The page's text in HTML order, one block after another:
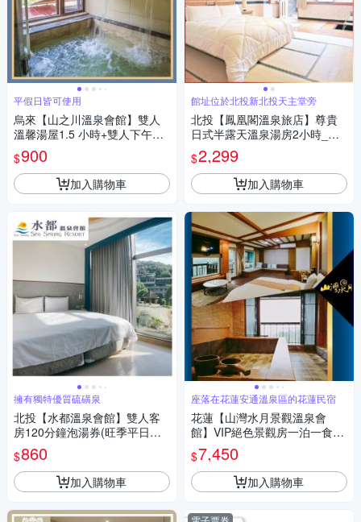
平假日皆可使用
烏來【山之川溫泉會館】雙人
溫馨湯屋1.5 小時+雙人下午茶
點 (MO)
$900
加入購物車
擁有獨特優質硫磺泉
北投【水都溫泉會館】雙人客
房120分鐘泡湯券(旺季平日不
加價) (MO)
$860
加入購物車
館址位於北投新北投天主堂旁
北投【鳳凰閣溫泉旅店】尊貴
日式半露天溫泉湯房2小時_不
分平假日再加贈1小時MO
$2,299
加入購物車
座落在花蓮安通溫泉區的花蓮民宿
花蓮【山灣水月景觀溫泉會
館】VIP絕色景觀房一泊一食住
宿券(MO)
$7,450
加入購物車